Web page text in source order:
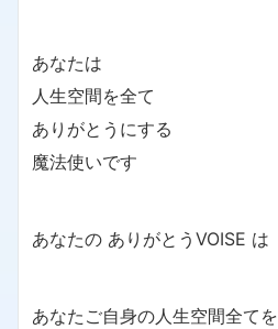
あなたは
人生空間を全て
ありがとうにする
魔法使いです
あなたの ありがとうVOISE は
あなたご自身の人生空間全てを